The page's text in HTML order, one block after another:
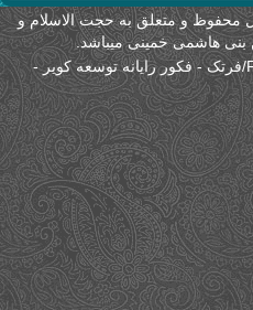
و متعلق به حجت الاسلام و
هاشمی خمینی میباشد.
-